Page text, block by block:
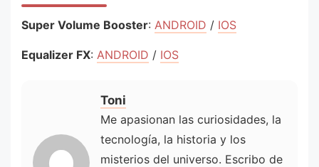
Super Volume Booster: ANDROID / IOS
Equalizer FX: ANDROID / IOS
Toni
Me apasionan las curiosidades, la
tecnología, la historia y los
misterios del universo. Escribo de